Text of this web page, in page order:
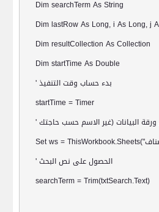
Dim searchTerm As String
Dim lastRow As Long, i As Long, j
Dim resultCollection As Collection
Dim startTime As Double
'بدء حساب وقت التنفيذ
startTime = Timer
'ورقة البيانات (غير الاسم حسب حاجتك
Set ws = ThisWorkbook.Sheets("
'الحصول على نص البحث
searchTerm = Trim(txtSearch.Text)